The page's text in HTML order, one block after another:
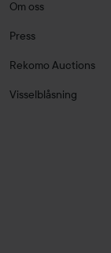
Om oss
Press
Rekomo Auctions
Visselblåsning